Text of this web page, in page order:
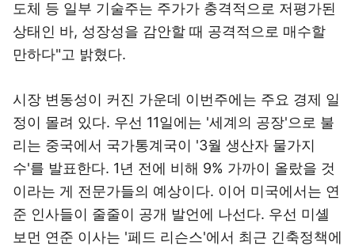
도체 등 일부 기술주는 주가가 충격적으로 저평가된
상태인 바, 성장성을 감안할 때 공격적으로 매수할
만하다"고 밝혔다.
시장 변동성이 커진 가운데 이번주에는 주요 경제 일
정이 몰려 있다. 우선 11일에는 '세계의 공장'으로 불
리는 중국에서 국가통계국이 '3월 생산자 물가지
수'를 발표한다. 1년 전에 비해 9% 가까이 올랐을 것
이라는 게 전문가들의 예상이다. 이어 미국에서는 연
준 인사들이 줄줄이 공개 발언에 나선다. 우선 미셸
보먼 연준 이사는 '페드 리슨스'에서 최근 긴축정책에